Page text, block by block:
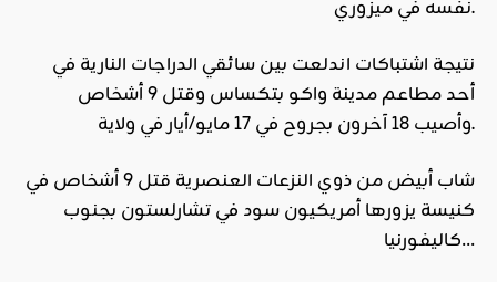
نفسه في ميزوري.
نتيجة اشتباكات اندلعت بين سائقي الدراجات النارية في
أحد مطاعم مدينة واكو بتكساس وقتل 9 أشخاص
وأصيب 18 آخرون بجروح في 17 مايو/أيار في ولاية.
شاب أبيض من ذوي النزعات العنصرية قتل 9 أشخاص في
كنيسة يزورها أمريكيون سود في تشارلستون بجنوب
كاليفورنيا…